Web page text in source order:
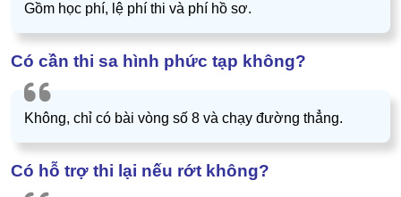
Gồm học phí, lệ phí thi và phí hồ sơ.
Có cần thi sa hình phức tạp không?
Không, chỉ có bài vòng số 8 và chạy đường thẳng.
Có hỗ trợ thi lại nếu rớt không?